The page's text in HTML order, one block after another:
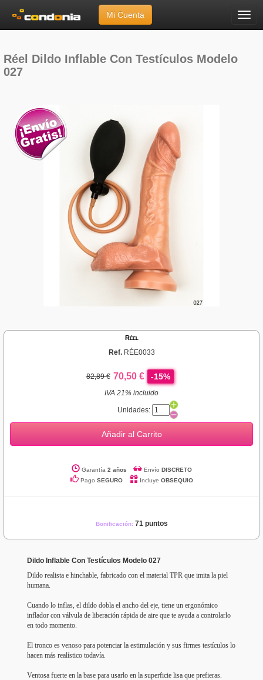
Menú
Mi Cuenta
Dildo Inflable Con Testículos Modelo 027
Réel Dildo Inflable Con Testículos Modelo
027
Réel
Ref. RÉE0033
82,89 € 70,50 € -15%
IVA 21% incluido
Unidades:
Añadir al Carrito
Garantía 2 años Envío DISCRETO
Pago SEGURO Incluye OBSEQUIO
Bonificación: 71 puntos
Dildo Inflable Con Testículos Modelo 027
Dildo realista e hinchable, fabricado con el material TPR que imita la piel
humana.
Cuando lo inflas, el dildo dobla el ancho del eje, tiene un ergonómico
inflador con válvula de liberación rápida de aire que te ayuda a controlarlo
en todo momento.
El tronco es venoso para potenciar la estimulación y sus firmes testículos lo
hacen más realístico todavía.
Ventosa fuerte en la base para usarlo en la superficie lisa que prefieras.